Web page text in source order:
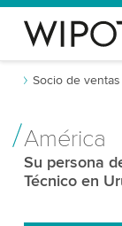
Socio de
América
Su persona
Técnico en